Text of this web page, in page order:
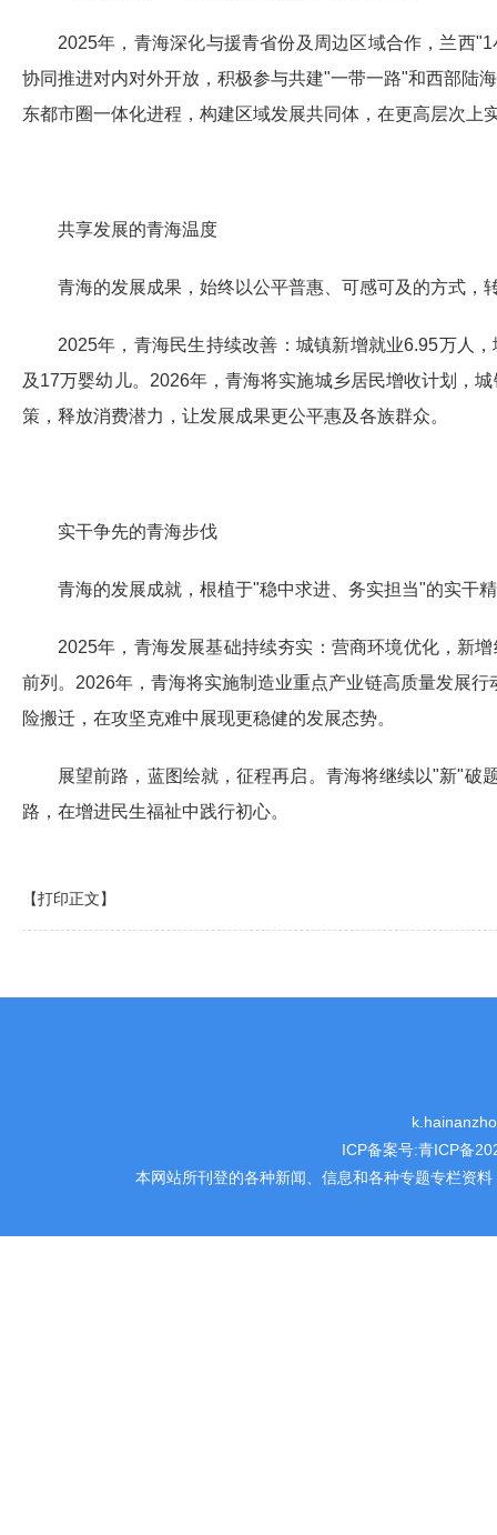
2025年，青海深化与援青省份及周边区域合作，兰西
协同推进对内对外开放，积极参与共建"一带一路"和西部陆
东都市圈一体化进程，构建区域发展共同体，在更高层次上
共享发展的青海温度
青海的发展成果，始终以公平普惠、可感可及的方式，
2025年，青海民生持续改善：城镇新增就业6.95万人
及17万婴幼儿。2026年，青海将实施城乡居民增收计划，
策，释放消费潜力，让发展成果更公平惠及各族群众。
实干争先的青海步伐
青海的发展成就，根植于"稳中求进、务实担当"的实干
2025年，青海发展基础持续夯实：营商环境优化，新
前列。2026年，青海将实施制造业重点产业链高质量发展
险搬迁，在攻坚克难中展现更稳健的发展态势。
展望前路，蓝图绘就，征程再启。青海将继续以"新"
路，在增进民生福祉中践行初心。
【打印正文】
ICP备案号:青ICP备
本网站所刊登的各种新闻、信息和各种专题专栏资